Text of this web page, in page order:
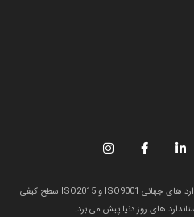
شرکت پایور دیزل آسیا با دستیابی به استاندارد های جهانی ISO9001 و ISO2015 سطح کیفی
های روز دنیا پیش می برد.